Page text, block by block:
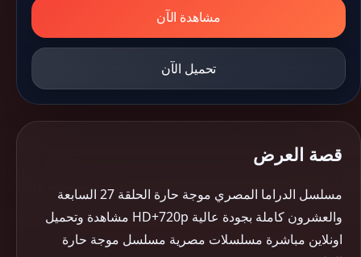
مشاهدة الآن
تحميل الآن
قصة العرض
مسلسل الدراما المصري موجة حارة الحلقة 27 السابعة
والعشرون كاملة بجودة عالية HD+720p مشاهدة وتحميل
اونلاين مباشرة مسلسلات مصرية مسلسل موجة حارة